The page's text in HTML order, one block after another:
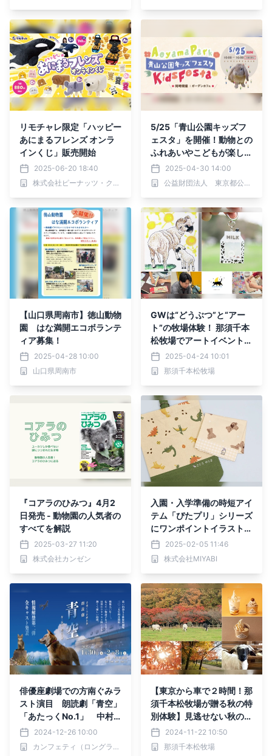
リモチャレ限定「ハッピー
あにまるフレンズ オンラ
インくじ」販売開始
2025-06-20 18:40
株式会社ピーナッツ・クラブ
5/25「青山公園キッズフ
ェスタ」を開催！動物との
ふれあいやこどもが楽しめ
る催しが盛りだくさん
2025-04-30 14:00
公益財団法人 東京都公園協会
【山口県周南市】徳山動物
園 はな満開エコボランテ
ィア募集！
2025-04-28 10:00
山口県周南市
GWは“どうぶつ”と“アー
ト”の牧場体験！ 那須千本
松牧場でアートイベント開
催
2025-04-24 10:01
那須千本松牧場
『コアラのひみつ』4月2
日発売 - 動物園の人気者の
すべてを解説
2025-03-27 11:20
株式会社カンゼン
入園・入学準備の時短アイ
テム「ぴたプリ」シリーズ
にワンポイントイラスト入
りが登場2025-02-05 11:46
株式会社MIYABI
俳優座劇場での方南ぐみラ
スト演目 朗読劇「青空」
「あたっくNo.1」 中村
雅俊、松本梨香ほか総勢4
7人の俳優・声優陣が各回
2024-12-26 10:00
カンフェティ（ロングランプランニング株式会社）
【東京から車で２時間！那
須千本松牧場が贈る秋の特
別体験】見逃せない秋の楽
しみ5選2024-11-22 10:50
那須千本松牧場